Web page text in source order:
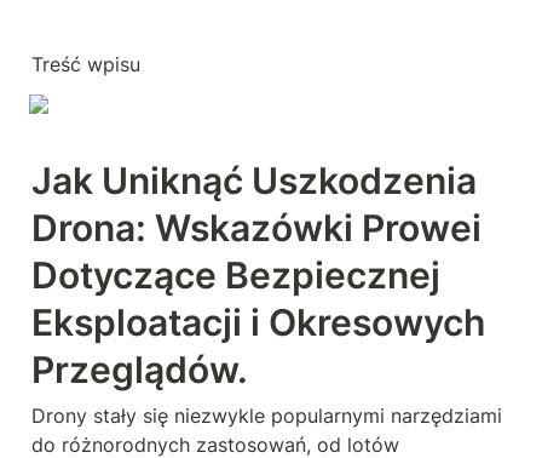
Treść wpisu
Jak Uniknąć Uszkodzenia
Drona: Wskazówki Prowei
Dotyczące Bezpiecznej
Eksploatacji i Okresowych
Przeglądów.
Drony stały się niezwykle popularnymi narzędziami
do różnorodnych zastosowań, od lotów